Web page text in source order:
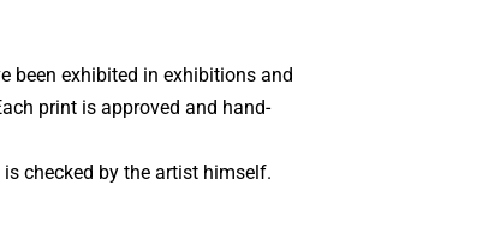
been exhibited in exhibitions and
print is approved and hand-
checked by the artist himself.